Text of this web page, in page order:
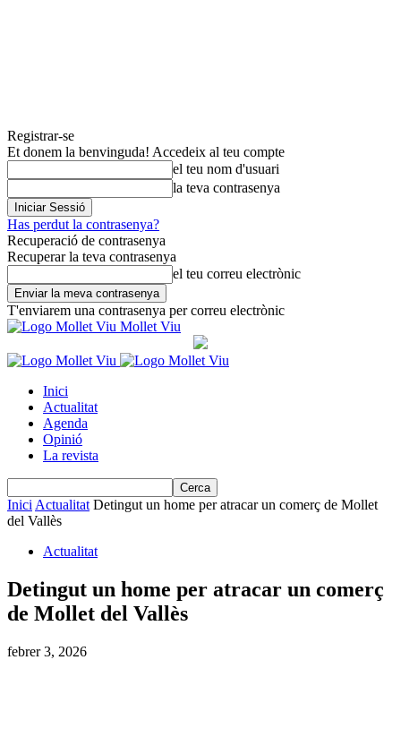
Registrar-se
Et donem la benvinguda! Accedeix al teu compte
el teu nom d'usuari
la teva contrasenya
Has perdut la contrasenya?
Recuperació de contrasenya
Recuperar la teva contrasenya
el teu correu electrònic
T'enviarem una contrasenya per correu electrònic
Mollet Viu
Inici
Actualitat
Agenda
Opinió
La revista
Inici Actualitat Detingut un home per atracar un comerç de Mollet
del Vallès
Actualitat
Detingut un home per atracar un comerç
de Mollet del Vallès
febrer 3, 2026